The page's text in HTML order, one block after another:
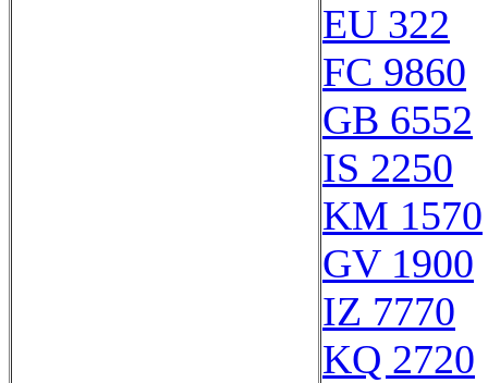
EU 322
FC 9860
GB 6552
IS 2250
KM 1570
GV 1900
IZ 7770
KQ 2720